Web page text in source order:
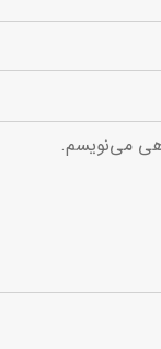
می‌نویسم.